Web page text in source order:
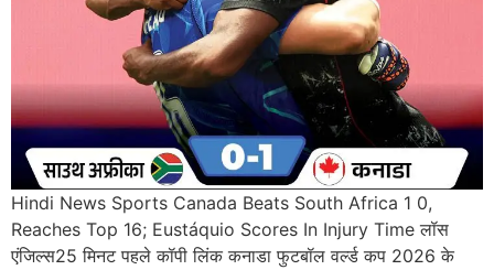
Hindi News Sports Canada Beats South Africa 1 0,
Reaches Top 16; Eustáquio Scores In Injury Time लॉस
एंजिल्स25 मिनट पहले कॉपी लिंक कनाडा फुटबॉल वर्ल्ड कप 2026 के